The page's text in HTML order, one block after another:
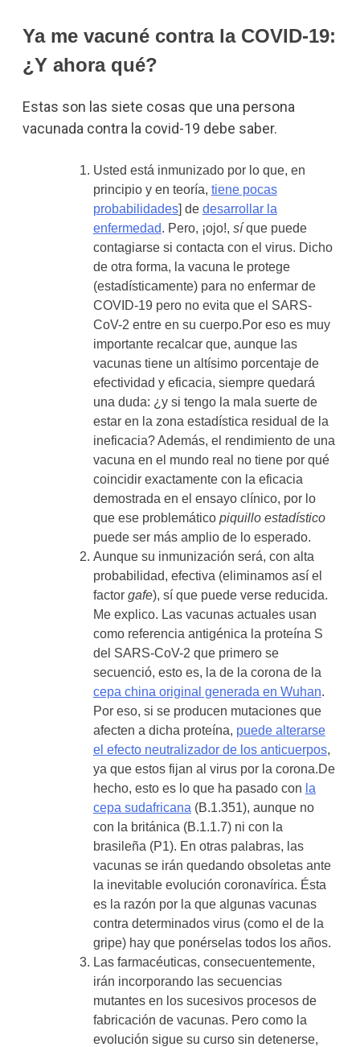
Ya me vacuné contra la COVID-19:
¿Y ahora qué?
Estas son las siete cosas que una persona
vacunada contra la covid-19 debe saber.
Usted está inmunizado por lo que, en
principio y en teoría, tiene pocas
probabilidades] de desarrollar la
enfermedad. Pero, ¡ojo!, síque puede
contagiarse si contacta con el virus. Dicho
de otra forma, la vacuna le protege
(estadísticamente) para no enfermar de
COVID-19 pero no evita que el SARS-
CoV-2 entre en su cuerpo.Por eso es muy
importante recalcar que, aunque las
vacunas tiene un altísimo porcentaje de
efectividad y eficacia, siempre quedará
una duda: ¿y si tengo la mala suerte de
estar en la zona estadística residual de la
ineficacia? Además, el rendimiento de una
vacuna en el mundo real no tiene por qué
coincidir exactamente con la eficacia
demostrada en el ensayo clínico, por lo
que ese problemático piquillo estadístico
puede ser más amplio de lo esperado.
Aunque su inmunización será, con alta
probabilidad, efectiva (eliminamos así el
factor gafe), sí que puede verse reducida.
Me explico. Las vacunas actuales usan
como referencia antigénica la proteína S
del SARS-CoV-2 que primero se
secuenció, esto es, la de la corona de la
cepa china original generada en Wuhan.
Por eso, si se producen mutaciones que
afecten a dicha proteína, puede alterarse
el efecto neutralizador de los anticuerpos,
ya que estos fijan al virus por la corona.De
hecho, esto es lo que ha pasado con la
cepa sudafricana (B.1.351), aunque no
con la británica (B.1.1.7) ni con la
brasileña (P1). En otras palabras, las
vacunas se irán quedando obsoletas ante
la inevitable evolución coronavírica. Ésta
es la razón por la que algunas vacunas
contra determinados virus (como el de la
gripe) hay que ponérselas todos los años.
Las farmacéuticas, consecuentemente,
irán incorporando las secuencias
mutantes en los sucesivos procesos de
fabricación de vacunas. Pero como la
evolución sigue su curso sin detenerse,